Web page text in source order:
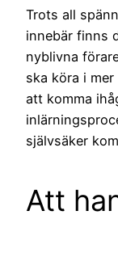
Trots all
innebär finns
nyblivna
ska köra i
att komma
självsäker
Att